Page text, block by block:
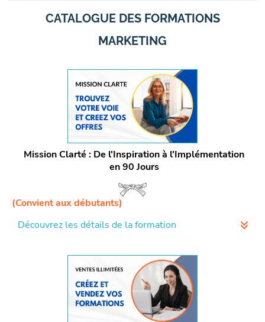
CATALOGUE DES FORMATIONS
MARKETING
Mission Clarté : De l'Inspiration à l'Implémentation
en 90 Jours
(Convient aux débutants)
Découvrez les détails de la formation
votre passion avec votre mission.
Élaborez des Offres Puissantes :Passez de la
découverte à la création, en développant un catalogue
d'offres qui captivent et convertissent votre clientèle